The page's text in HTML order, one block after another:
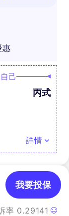
惠
己
丙式
詳情
率 0.29141
我要投保